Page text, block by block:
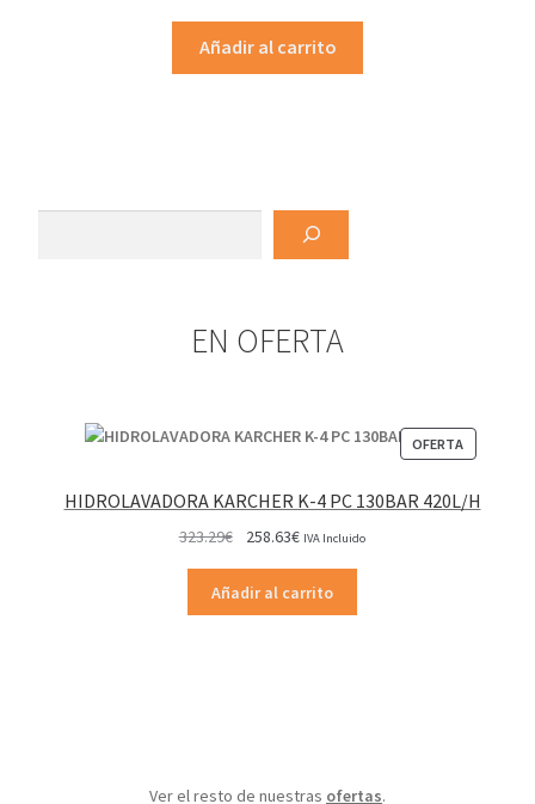
Añadir al carrito
EN OFERTA
OFERTA
EN
HIDROLAVADORA KARCHER K-4 PC 130BAR 420L/H
323.29€
original
era:
258.63€El
actual
es:
IVA Incluido
Añadir al carrito
Ver el resto de nuestras ofertas.